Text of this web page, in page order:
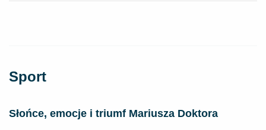
Sport
Słońce, emocje i triumf Mariusza Doktora